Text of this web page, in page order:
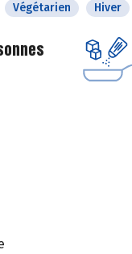
Végétarien Hiver